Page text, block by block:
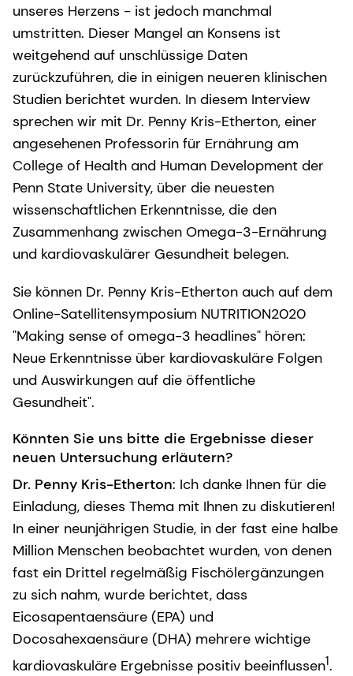
unseres Herzens - ist jedoch manchmal
umstritten. Dieser Mangel an Konsens ist
weitgehend auf unschlüssige Daten
zurückzuführen, die in einigen neueren klinischen
Studien berichtet wurden. In diesem Interview
sprechen wir mit Dr. Penny Kris-Etherton, einer
angesehenen Professorin für Ernährung am
College of Health and Human Development der
Penn State University, über die neuesten
wissenschaftlichen Erkenntnisse, die den
Zusammenhang zwischen Omega-3-Ernährung
und kardiovaskulärer Gesundheit belegen.
Sie können Dr. Penny Kris-Etherton auch auf dem
Online-Satellitensymposium NUTRITION2020
"Making sense of omega-3 headlines" hören:
Neue Erkenntnisse über kardiovaskuläre Folgen
und Auswirkungen auf die öffentliche
Gesundheit".
Könnten Sie uns bitte die Ergebnisse dieser
neuen Untersuchung erläutern?
Dr. Penny Kris-Etherton: Ich danke Ihnen für die
Einladung, dieses Thema mit Ihnen zu diskutieren!
In einer neunjährigen Studie, in der fast eine halbe
Million Menschen beobachtet wurden, von denen
fast ein Drittel regelmäßig Fischölergänzungen
zu sich nahm, wurde berichtet, dass
Eicosapentaensäure (EPA) und
Docosahexaensäure (DHA) mehrere wichtige
kardiovaskuläre Ergebnisse positiv beeinflussen1.